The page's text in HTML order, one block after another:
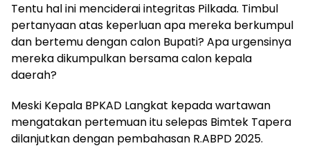
Tentu hal ini menciderai integritas Pilkada. Timbul
pertanyaan atas keperluan apa mereka berkumpul
dan bertemu dengan calon Bupati? Apa urgensinya
mereka dikumpulkan bersama calon kepala
daerah?
Meski Kepala BPKAD Langkat kepada wartawan
mengatakan pertemuan itu selepas Bimtek Tapera
dilanjutkan dengan pembahasan R.ABPD 2025.